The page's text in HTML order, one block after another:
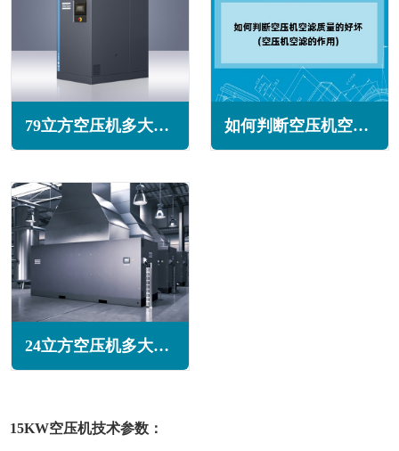
79立方空压机多大功率(79立方空压机多少公斤压力) 如何判断空压机空滤质量的好坏(空压机空滤的作用)
24立方空压机多大功率(24立方空压机多少公斤压力)
15KW空压机技术参数：